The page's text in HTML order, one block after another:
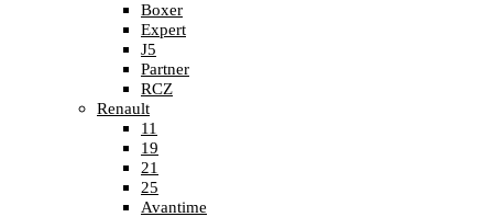
Boxer
Expert
J5
Partner
RCZ
Renault
11
19
21
25
Avantime